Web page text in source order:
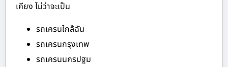
เคียง ไม่ว่าจะเป็น
รถเครนใกล้ฉัน
รถเครนกรุงเทพ
รถเครนนครปฐม